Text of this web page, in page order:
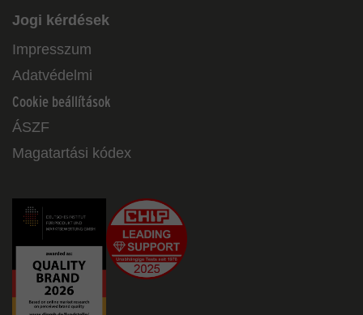
Jogi kérdések
Impresszum
Adatvédelmi
Cookie beállítások
ÁSZF
Magatartási kódex